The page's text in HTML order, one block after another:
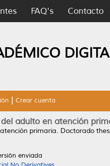
FAQ's Contacto
Crear cuenta
adulto en atención
primaria. Doctorado
enviada